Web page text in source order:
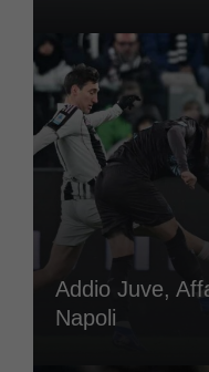
Addio Juve,
Napoli